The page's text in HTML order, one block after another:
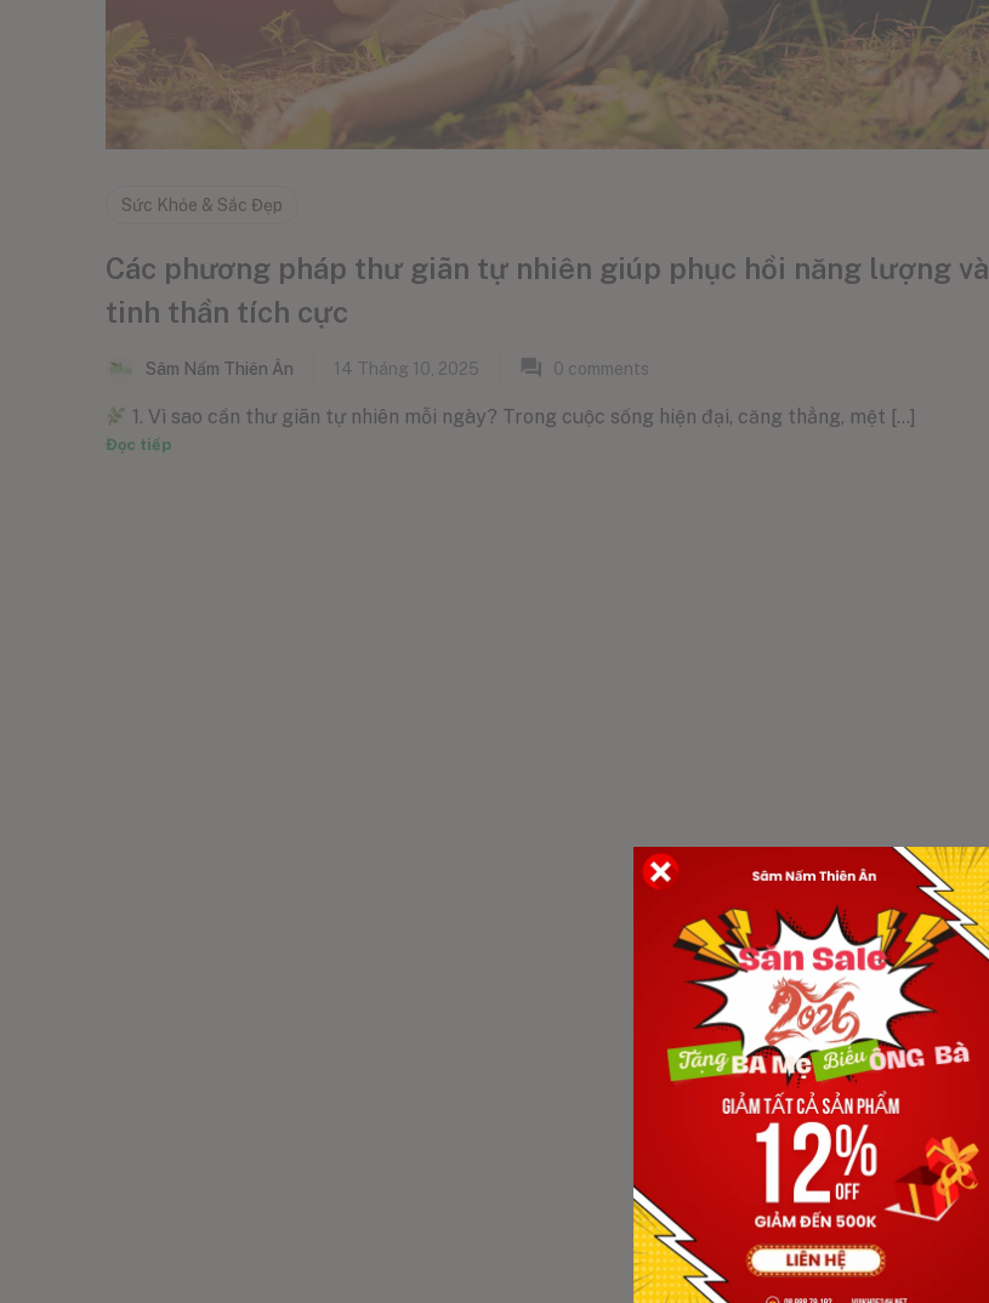
Sức Khỏe & Sắc Đẹp
Các phương pháp thư giãn tự nhiên giúp phục hồi năng lượng và
tinh thần tích cực
Sâm Nấm Thiên Ân 14 Tháng 10, 2025 0 comments
1. Vì sao cần thư giãn tự nhiên mỗi ngày? Trong cuộc sống hiện đại, căng thẳng, mệt [...]
Đọc tiếp